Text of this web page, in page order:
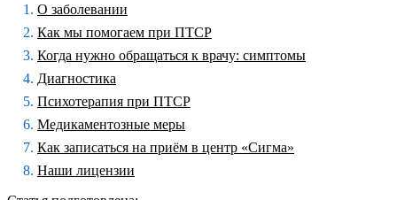
О заболевании
Как мы помогаем при ПТСР
Когда нужно обращаться к врачу: симптомы
Диагностика
Психотерапия при ПТСР
Медикаментозные меры
Как записаться на приём в центр «Сигма»
Наши лицензии